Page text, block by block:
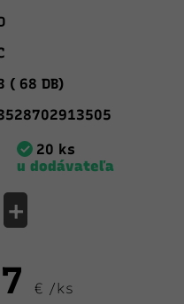
( 68 DB)
20 ks
u dodávateľa
+
€ /ks